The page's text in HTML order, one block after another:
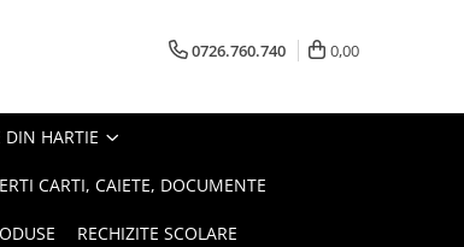
0726.760.740 0,00
DIN HARTIE
CARTI, CAIETE, DOCUMENTE
RECHIZITE SCOLARE